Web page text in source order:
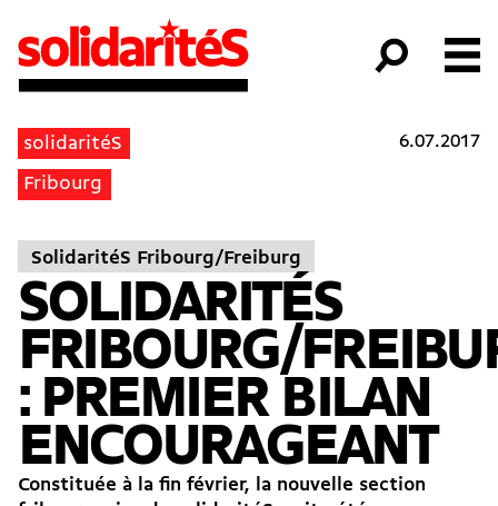
solidaritéS
Fribourg
6.07.2017
SolidaritéS Fribourg/Freiburg
SOLIDARITÉS
FRIBOURG/
: PREMIER BILAN
ENCOURAGEANT
Constituée à la fin février, la nouvelle section